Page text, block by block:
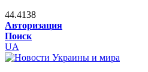
44.4138
Авторизация
Поиск
UA